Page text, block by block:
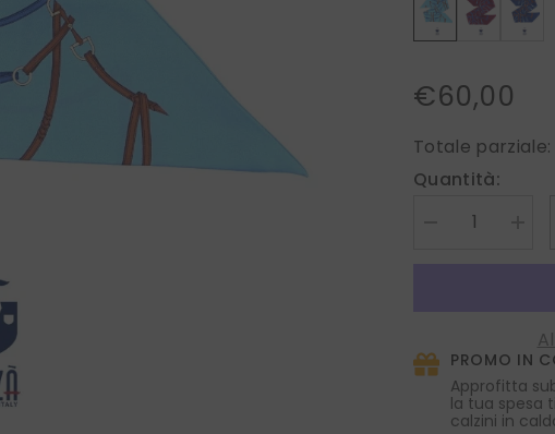
€60,00
Totale parziale:
Quantità:
Diminuire
stampata
REINS
seta
REINS
PROMO IN
Approfitta
la tua spesa
calzini in